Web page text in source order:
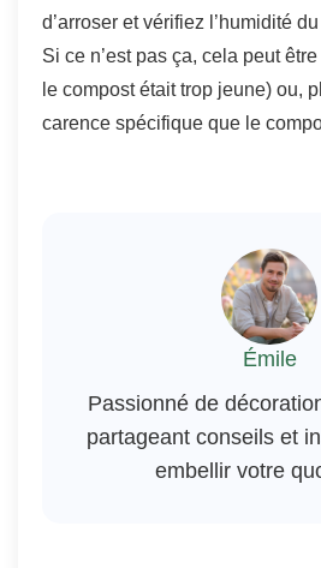
d’arroser et vérifiez l’humidité
Si ce n’est pas ça, cela peut
le compost était trop jeune) ou,
carence spécifique que le
Émile
Passionné de
partageant conseils et
embellir votre